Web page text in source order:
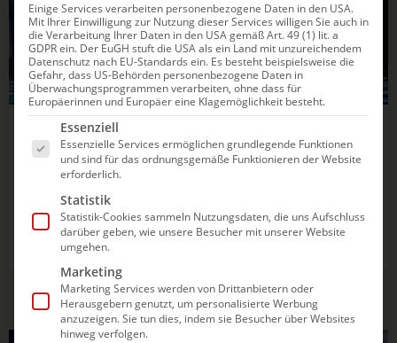
02.07.2026 21:53
DSV-Team mit der besten Leistung des
Jahres auf JEM-Platz neun
Die Heim-Europameisterschaften in München beflügeln
die deutschen Synchronschwimmerinnen.
Einige Services verarbeiten personenbezogene Daten in den USA.
Mit Ihrer Einwilligung zur Nutzung dieser Services willigen Sie auch in
die Verarbeitung Ihrer Daten in den USA gemäß Art. 49 (1) lit. a
GDPR ein. Der EuGH stuft die USA als ein Land mit unzureichendem
Datenschutz nach EU-Standards ein. Es besteht beispielsweise die
Gefahr, dass US-Behörden personenbezogene Daten in
Überwachungsprogrammen verarbeiten, ohne dass für
Europäerinnen und Europäer eine Klagemöglichkeit besteht.
Es folgt eine Liste der Service-Gruppen, für die
Essenziell
Essenzielle Services ermöglichen grundlegende Funktionen
und sind für das ordnungsgemäße Funktionieren der Website
erforderlich.
Statistik
Statistik-Cookies sammeln Nutzungsdaten, die uns Aufschluss
darüber geben, wie unsere Besucher mit unserer Website
umgehen.
Marketing
Marketing Services werden von Drittanbietern oder
Herausgebern genutzt, um personalisierte Werbung
anzuzeigen. Sie tun dies, indem sie Besucher über Websites
hinweg verfolgen.